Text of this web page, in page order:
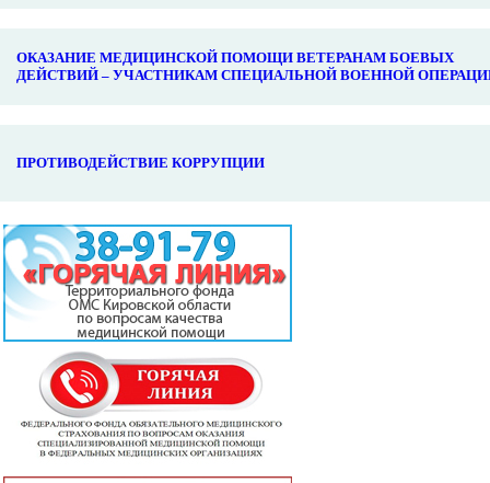
ОКАЗАНИЕ МЕДИЦИНСКОЙ ПОМОЩИ ВЕТЕРАНАМ БОЕВЫХ
ДЕЙСТВИЙ – УЧАСТНИКАМ СПЕЦИАЛЬНОЙ ВОЕННОЙ
ПРОТИВОДЕЙСТВИЕ КОРРУПЦИИ